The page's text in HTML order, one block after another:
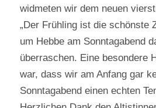
widmeten wir dem neuen
„Der Frühling ist die schönste
um Hebbe am Sonntagabend
überraschen. Eine besondere
war, dass wir am Anfang gar
Sonntagabend einen echten